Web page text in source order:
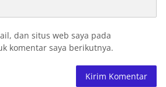
dan situs web saya pada
komentar saya berikutnya.